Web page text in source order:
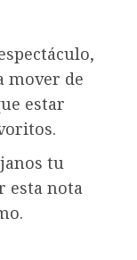
mover de
estar
tu
esta nota